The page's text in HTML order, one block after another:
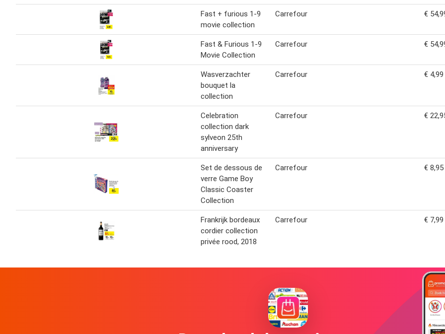
Fast + furious 1-9
movie collection
Carrefour €
Fast & Furious 1-9
Movie Collection
Carrefour €
Wasverzachter
bouquet la
collection
Carrefour € 4,99
Celebration
collection dark
sylveon 25th
anniversary
Carrefour €
Set de dessous de
verre Game Boy
Classic Coaster
Collection
Carrefour € 8,95
Frankrijk bordeaux
cordier collection
privée rood, 2018
Carrefour € 7,99